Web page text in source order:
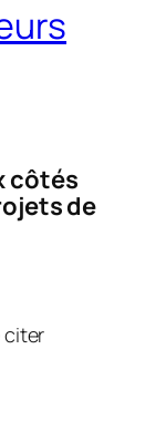
côtés
de
citer